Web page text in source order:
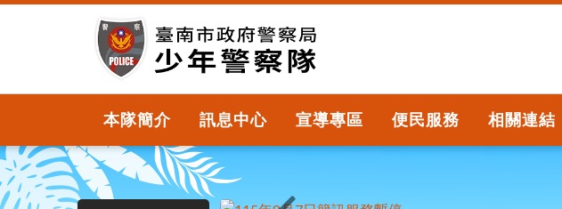
跳
內
塊
本隊簡介 訊息中心 宣導專區 便民服務 相關連結